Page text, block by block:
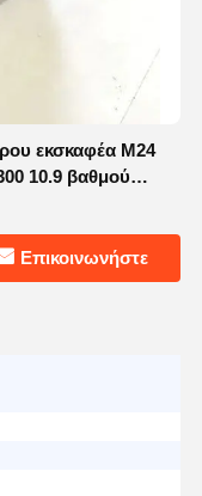
εκσκαφέα M24
10.9 βαθμού
Επικοινωνήστε